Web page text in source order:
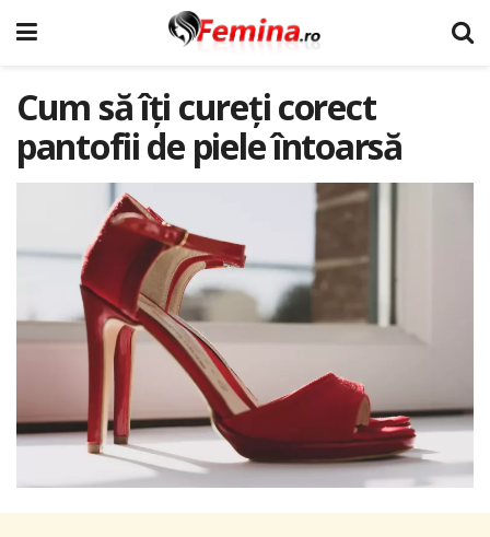
Cum să îți cureți corect
pantofii de piele întoarsă